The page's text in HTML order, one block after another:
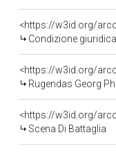
<https://w3id.org/
Condizione
<https://w3id.org/
Rugendas Georg
<https://w3id.org/
Scena Di Battaglia